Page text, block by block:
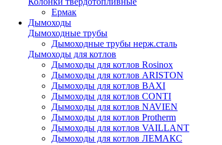
Ермак
Дымоходы
Дымоходные трубы
Дымоходные трубы нерж.сталь
Дымоходы для котлов
Дымоходы для котлов Rosinox
Дымоходы для котлов ARISTON
Дымоходы для котлов BAXI
Дымоходы для котлов CONTI
Дымоходы для котлов NAVIEN
Дымоходы для котлов Protherm
Дымоходы для котлов VAILLANT
Дымоходы для котлов ЛЕМАКС